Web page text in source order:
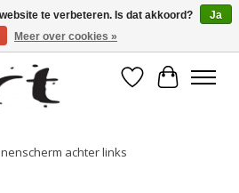
Verlanglijst
achter links
te verbeteren. Is dat akkoord?
Ja
Meer over cookies »